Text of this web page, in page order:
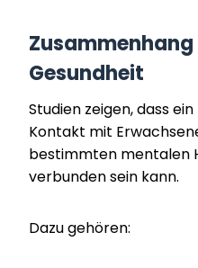
Gesundheit
Studien zeigen, dass
Kontakt mit
bestimmten mentalen
verbunden sein kann.
Dazu gehören: